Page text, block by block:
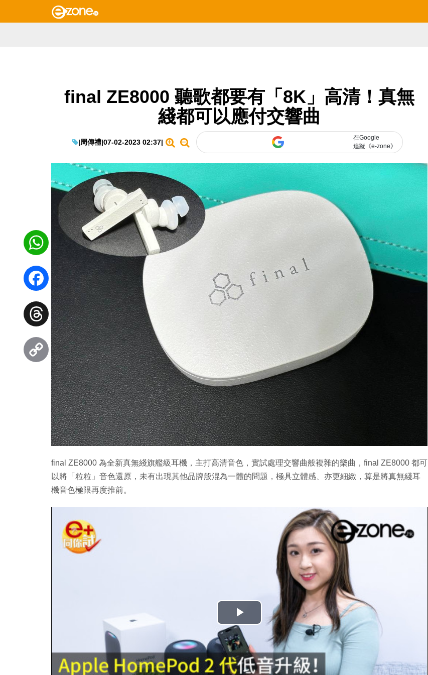
final ZE8000 聽歌都要有「8K」高清！真無
綫都可以應付交響曲
|周傳禮|07-02-2023 02:37|
在Google
追蹤《e-zone》
final ZE8000 為全新真無綫旗艦級耳機，主打高清音色，實試處理交響曲般複雜的樂曲，final ZE8000 都可
以將「粒粒」音色還原，未有出現其他品牌般混為一體的問題，極具立體感、亦更細緻，算是將真無綫耳
機音色極限再度推前。
播
放
影
WhatsApp
Facebook
Threads
Copy
Link